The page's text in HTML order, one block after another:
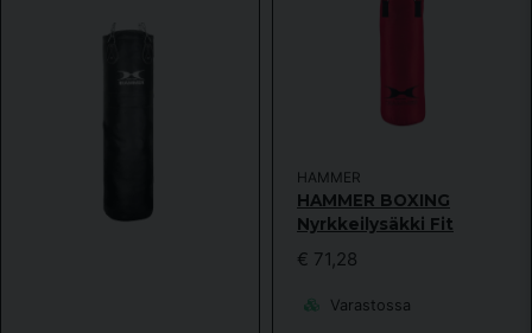
HAMMER
HAMMER BOXING
Nyrkkeilysäkki Fit
€ 71,28
Varastossa